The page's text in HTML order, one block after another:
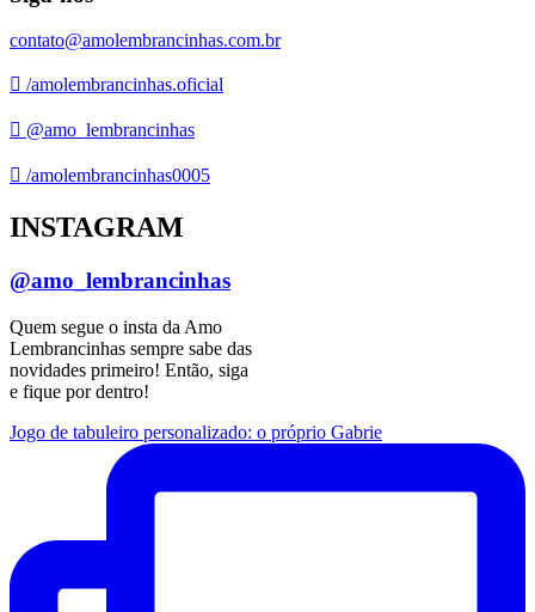
contato@amolembrancinhas.com.br
/amolembrancinhas.oficial
@amo_lembrancinhas
/amolembrancinhas0005
INSTAGRAM
@amo_lembrancinhas
Quem segue o insta da Amo
Lembrancinhas sempre sabe das
novidades primeiro! Então, siga
e fique por dentro!
Jogo de tabuleiro personalizado: o próprio Gabrie